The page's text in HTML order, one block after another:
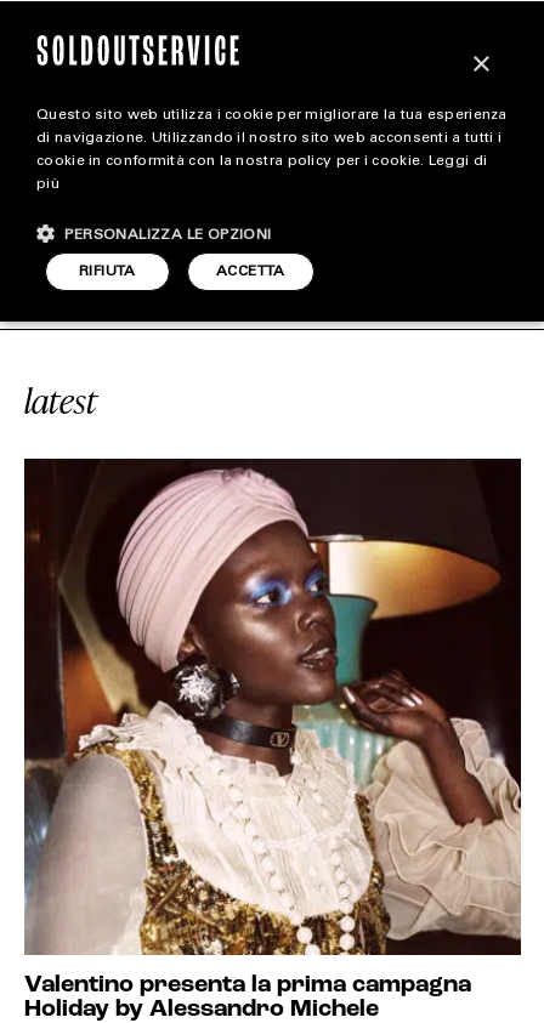
magazine
STYLE
FOOTWEAR
#HOLIDAY SOLDOUTSERVICE
latest
Valentino presenta la prima campagna
Holiday by Alessandro Michele
×
Questo sito web utilizza i cookie per migliorare la tua esperienza
di navigazione. Utilizzando il nostro sito web acconsenti a tutti i
cookie in conformità con la nostra policy per i cookie. Leggi di
più
ACCETTA
RIFIUTA
PERSONALIZZA LE OPZIONI